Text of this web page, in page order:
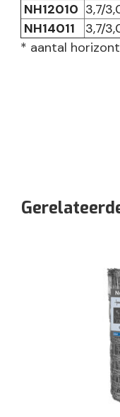
NH12010 3,7/
NH14011
3,7/
* aantal